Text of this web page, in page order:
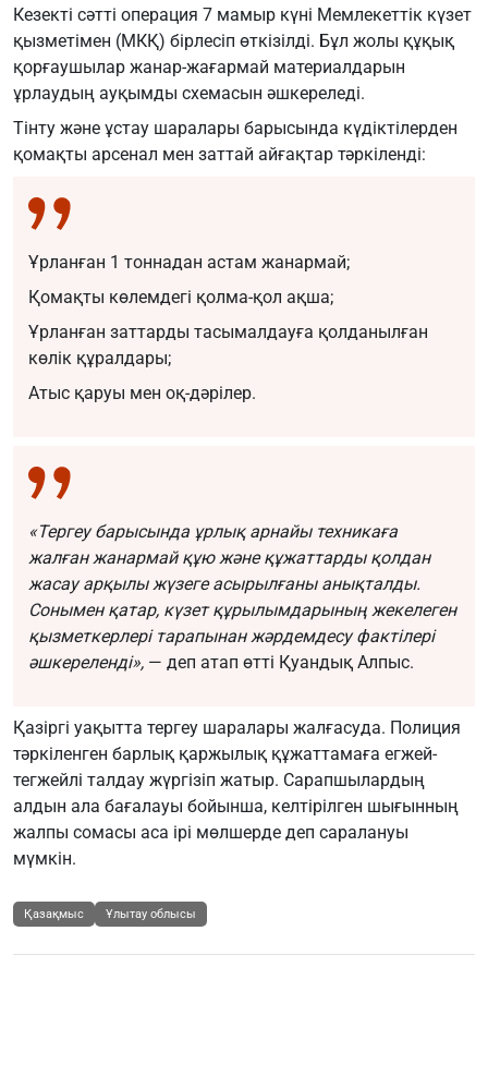
Кезекті сәтті операция 7 мамыр күні Мемлекеттік күзет
қызметімен (МКҚ) бірлесіп өткізілді. Бұл жолы құқық
қорғаушылар жанар-жағармай материалдарын
ұрлаудың ауқымды схемасын әшкереледі.
Тінту және ұстау шаралары барысында күдіктілерден
қомақты арсенал мен заттай айғақтар тәркіленді:
Ұрланған 1 тоннадан астам жанармай;
Қомақты көлемдегі қолма-қол ақша;
Ұрланған заттарды тасымалдауға қолданылған
көлік құралдары;
Атыс қаруы мен оқ-дәрілер.
«Тергеу барысында ұрлық арнайы техникаға
жалған жанармай құю және құжаттарды қолдан
жасау арқылы жүзеге асырылғаны анықталды.
Сонымен қатар, күзет құрылымдарының жекелеген
қызметкерлері тарапынан жәрдемдесу фактілері
әшкереленді», — деп атап өтті Қуандық Алпыс.
Қазіргі уақытта тергеу шаралары жалғасуда. Полиция
тәркіленген барлық қаржылық құжаттамаға егжей-
тегжейлі талдау жүргізіп жатыр. Сарапшылардың
алдын ала бағалауы бойынша, келтірілген шығынның
жалпы сомасы аса ірі мөлшерде деп саралануы
мүмкін.
Қазақмыс Ұлытау облысы